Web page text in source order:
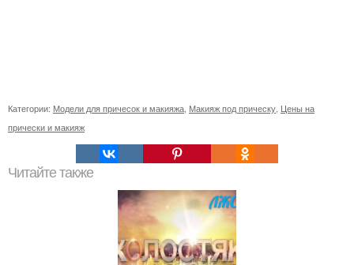
Категории: Модели для причесок и макияжа, Макияж под прическу, Цены на
прически и макияж
Читайте также